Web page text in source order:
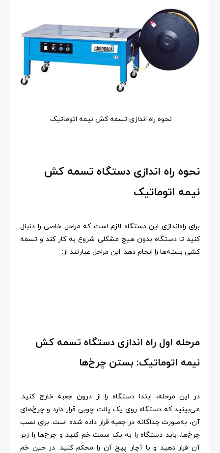
نحوه راه اندازی تسمه کش نیمه اتوماتیک
نحوه راه اندازی دستگاه تسمه کش
نیمه اتوماتیک
برای راه‌اندازی این دستگاه لازم است که مراحل خاصی را دنبال
کنید تا دستگاه بدون هیچ مشکلی شروع به کار کند و تسمه
کشی بسته‌ها را انجام دهد. این مراحل عبارتند از:
مرحله اول راه اندازی دستگاه تسمه کش
نیمه اتوماتیک: بستن چرخ‌ها
در این مرحله، ابتدا دستگاه را از درون جعبه خارج کنید.
می‌بینید که دستگاه روی یک پالت چوبی قرار دارد و چرخ‌های
آن، به‌صورت جداگانه در جعبه قرار داده شده است. برای نصب
چرخ‌ها، باید دستگاه را به یک سمت خم کنید و چرخ‌ها را زیر
آن قرار دهید و با آچار پیچ آن را محکم کنید. در حین خم